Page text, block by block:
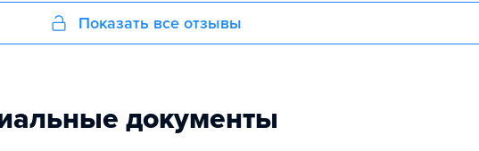
Показать все отзывы
документы